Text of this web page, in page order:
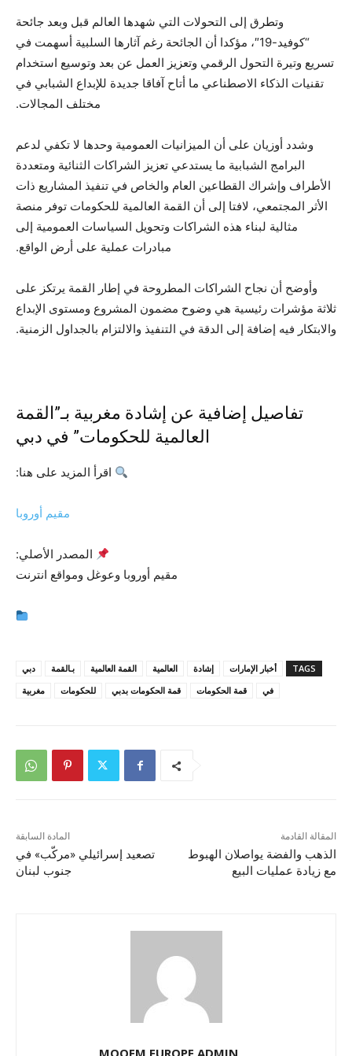
وتطرق إلى التحولات التي شهدها العالم قبل وبعد جائحة
“كوفيد-19″، مؤكدا أن الجائحة رغم آثارها السلبية أسهمت في
تسريع وتيرة التحول الرقمي وتعزيز العمل عن بعد وتوسيع استخدام
تقنيات الذكاء الاصطناعي ما أتاح آفاقا جديدة للإبداع الشبابي في
مختلف المجالات.
وشدد أوزيان على أن الميزانيات العمومية وحدها لا تكفي لدعم
البرامج الشبابية ما يستدعي تعزيز الشراكات الثنائية ومتعددة
الأطراف وإشراك القطاعين العام والخاص في تنفيذ المشاريع ذات
الأثر المجتمعي، لافتا إلى أن القمة العالمية للحكومات توفر منصة
مثالية لبناء هذه الشراكات وتحويل السياسات العمومية إلى
مبادرات عملية على أرض الواقع.
وأوضح أن نجاح الشراكات المطروحة في إطار القمة يرتكز على
ثلاثة مؤشرات رئيسية هي وضوح مضمون المشروع ومستوى الإبداع
والابتكار فيه إضافة إلى الدقة في التنفيذ والالتزام بالجداول الزمنية.
تفاصيل إضافية عن إشادة مغربية بـ”القمة
العالمية للحكومات” في دبي
اقرأ المزيد على هنا:
مقيم أوروبا
المصدر الأصلي:
مقيم أوروبا وعوغل ومواقع انترنت
TAGS أخبار الإمارات إشادة العالمية القمة العالمية بـالقمة
دبي
في
قمة الحكومات قمة الحكومات بدبي للحكومات مغربية
المادة السابقة
تصعيد إسرائيلي «مركّب» في
جنوب لبنان
المقالة القادمة
الذهب والفضة يواصلان الهبوط
مع زيادة عمليات البيع